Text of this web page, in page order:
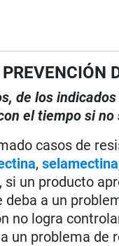
de los
el tiempo si
casos de
,selamectina
si un producto
deba a un
no logra
un problema de